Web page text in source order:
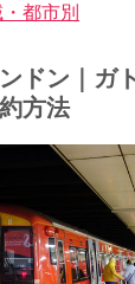
・都市別
ドン｜ガ
方法